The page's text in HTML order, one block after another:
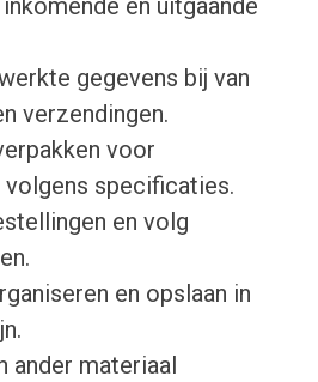
en uitgaande
gegevens bij van
verzendingen.
voor
specificaties.
en volg
en opslaan in
ander materiaal